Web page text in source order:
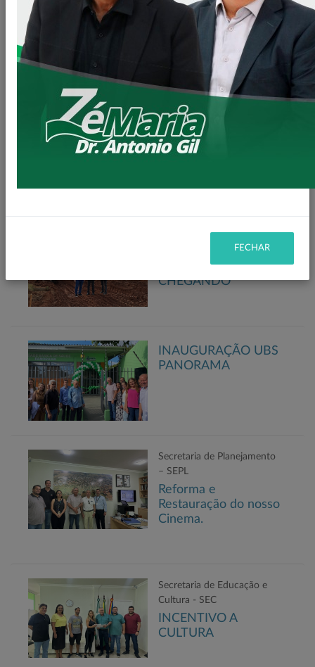
(40) notícia(s) encontrada(s).
Secretaria de Planejamento
– SEPL
CASAS POPULARES
Secretaria de Planejamento
MAIS ASFALTO
CHEGANDO
INAUGURAÇÃO UBS
PANORAMA
Secretaria de Planejamento
– SEPL
Reforma e
Restauração do nosso
Cinema.
Secretaria de Educação e
Cultura - SEC
INCENTIVO A
CULTURA
FECHAR